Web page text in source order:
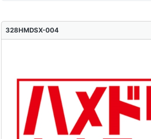
328HMDSX-004